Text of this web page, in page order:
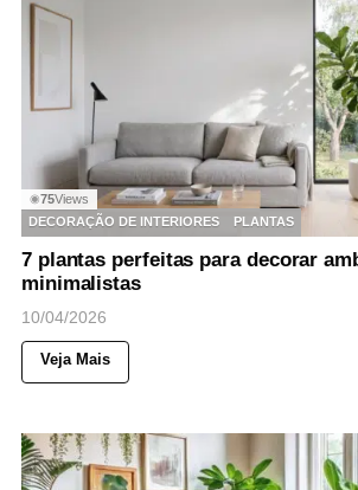
◉75Views
DECORAÇÃO DE INTERIORES
PLANTAS
7 plantas perfeitas para decorar
minimalistas
10/04/2026
Veja Mais